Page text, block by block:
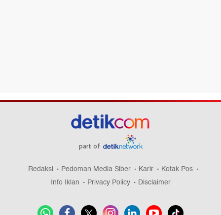
part of
Redaksi Pedoman Media Siber Karir
Kotak Pos
Info Iklan
Privacy Policy Disclaimer